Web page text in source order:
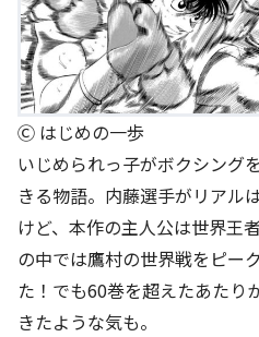
Ⓒ はじめの一歩
いじめられっ子がボクシング
きる物語。内藤選手がリアル
けど、本作の主人公は世界王
の中では鷹村の世界戦をピー
た！でも60巻を超えたあたり
きたような気も。